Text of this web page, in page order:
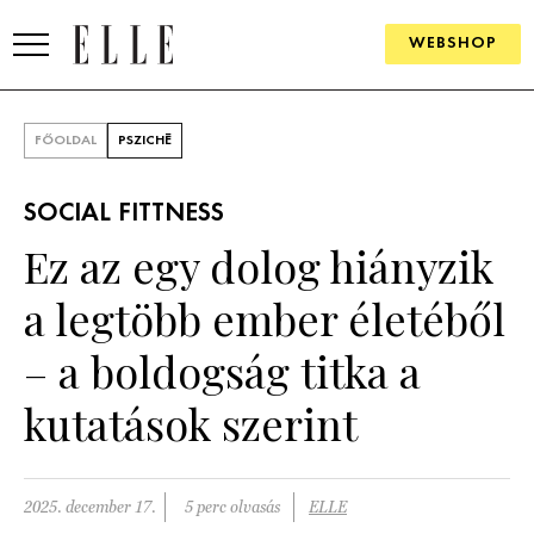
WEBSHOP
SZÉPSÉG
KULTÚRA
PSZICHÉ
PÁRKAPCSOLAT
FŐOLDAL PSZICHÉ
SOCIAL FITTNESS
Ez az egy dolog hiányzik
a legtöbb ember életéből
– a boldogság titka a
kutatások szerint
2025. december 17. 5 perc olvasás ELLE